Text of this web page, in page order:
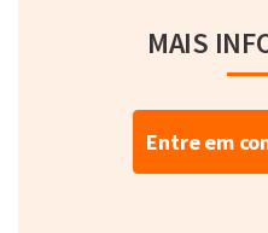
MAIS
Entre em